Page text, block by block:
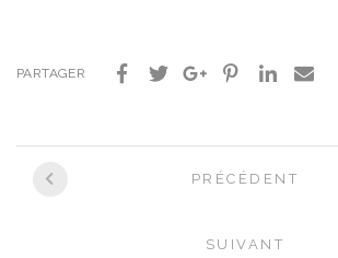
PARTAGER
PRÉCÉDENT
SUIVANT